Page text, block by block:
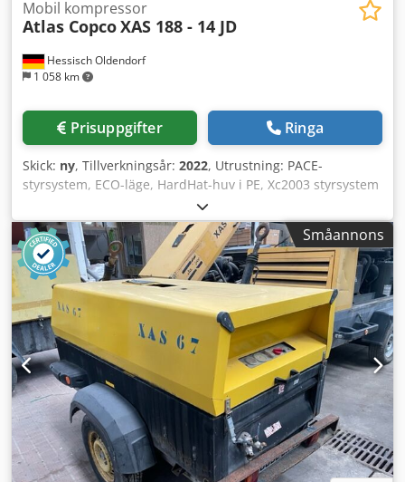
Hessisch Oldendorf
1 058 km
Mobil kompressor
Atlas CopcoXAS 188 - 14 JD
Prisuppgifter Ringa
Skick: ny, Tillverkningsår: 2022, Utrustning: PACE-
styrsystem, ECO-läge, HardHat-huv i PE, Xc2003 styrsystem
Minsta arbetstemperatur: -10 °C Ramens mått: 4844 x 1807
x 1892 mm (L x B x H) Lossningsvarvtal: 1500 rpm Nominellt
varvtal vid full belastning: 1960 rpm Maximal
omgivningstemperatur: 45 °C Dcodpfx Aljii U R Ds Rek
Motoreffekt: 104 kW Volymflöde (FAD): 10,9-9,7 m³/min
Arbetstryckområde: 5-14 bar Kompressorstyrning för
flexibel tryck- och flödesreglering: PACE Motormärke /
Modell: John Deere / 4045HI551 Tryckluftsberedning
bestående av: tryckluftkylare, vattenavskiljare och PD-filter
Utsläppsklass: Steg V Antal cylindrar: 4
Småannons